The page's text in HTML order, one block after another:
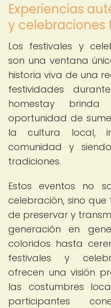
Experiencias
y celebraciones
Los festivales y
son una ventana
historia viva de una
festividades
homestay
oportunidad de
la cultura local,
comunidad y
tradiciones.
Estos eventos no
celebración, sino
de preservar y
generación en
coloridos hasta
festivales y
ofrecen una visión
las costumbres
participantes